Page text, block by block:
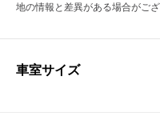
地の情報と差異がある場合がご
車室サイズ